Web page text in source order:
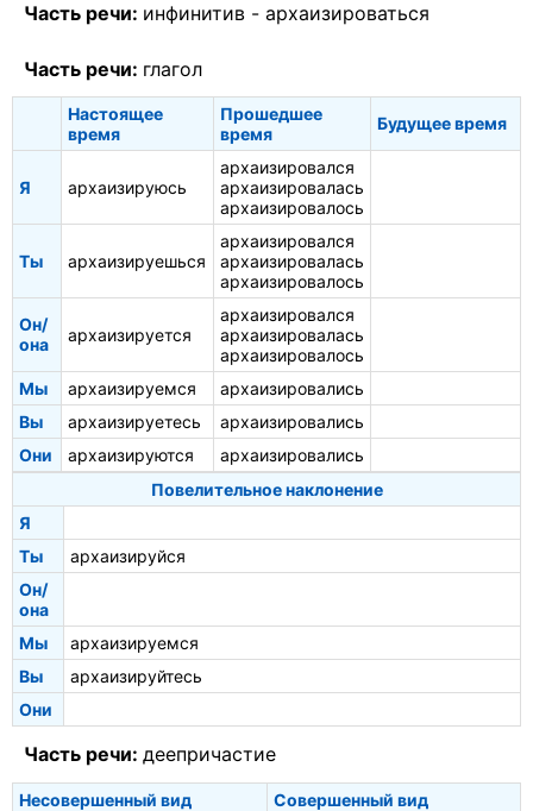
Часть речи: инфинитив - архаизироваться
Часть речи: глагол
Настоящее
время
Прошедшее
время
Будущее время
Я архаизируюсь
архаизировался
архаизировалась
архаизировалось
Ты архаизируешься
архаизировался
архаизировалась
архаизировалось
Он/
она
архаизируется
архаизировался
архаизировалась
архаизировалось
Мы
архаизируемся
архаизировались
Вы
архаизируетесь
архаизировались
Они
архаизируются
архаизировались
Повелительное наклонение
Я
Ты
архаизируйся
Он/
она
Мы
архаизируемся
Вы
архаизируйтесь
Они
Часть речи: деепричастие
Несовершенный вид
Совершенный вид